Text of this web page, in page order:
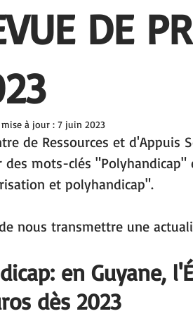
DE
à jour : 7 juin 2023
de Ressources et
des mots-clés
et polyhandicap".
nous transmettre une
: en Guyane,
dès 2023